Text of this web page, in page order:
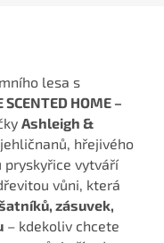
lesa s
SCENTED HOME –
Ashleigh &
hřejivého
pryskyřice vytváří
vůni, která
zásuvek,
– kdekoliv chcete